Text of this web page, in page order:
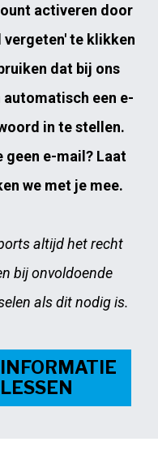
activeren door
vergeten' te klikken
dat bij ons
een e-
in te stellen.
e-mail? Laat
we met je mee.
altijd het recht
bij onvoldoende
als dit nodig is.
INFORMATIE
LESSEN